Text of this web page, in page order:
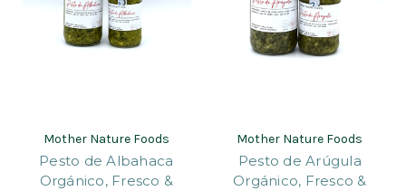
Mother Nature Foods
Pesto de Albahaca
Orgánico, Fresco &
Mother Nature Foods
Pesto de Arúgula
Orgánico, Fresco &